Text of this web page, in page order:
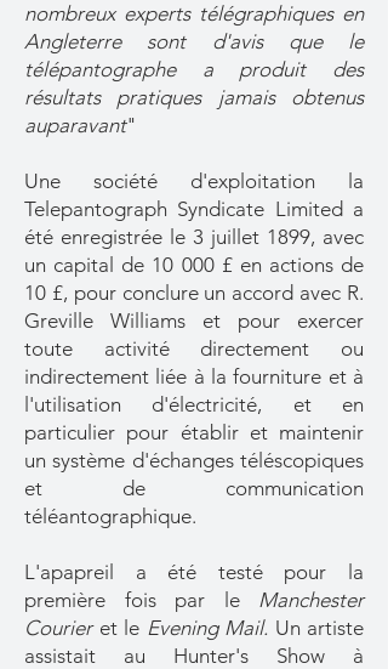
nombreux experts télégraphiques en
Angleterre sont d'avis que le
télépantographe a produit des
résultats pratiques jamais obtenus
auparavant"
Une société d'exploitation la
Telepantograph Syndicate Limited a
été enregistrée le 3 juillet 1899, avec
un capital de 10 000 £ en actions de
10 £, pour conclure un accord avec R.
Greville Williams et pour exercer
toute activité directement ou
indirectement liée à la fourniture et à
l'utilisation d'électricité, et en
particulier pour établir et maintenir
un système d'échanges téléscopiques
et de communication
téléantographique.
L'apapreil a été testé pour la
première fois par le Manchester
Courier et le Evening Mail. Un artiste
assistait au Hunter's Show à